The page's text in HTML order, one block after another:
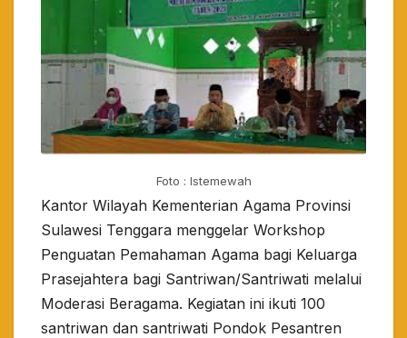
Foto : Istemewah
Kantor Wilayah Kementerian Agama Provinsi
Sulawesi Tenggara menggelar Workshop
Penguatan Pemahaman Agama bagi Keluarga
Prasejahtera bagi Santriwan/Santriwati melalui
Moderasi Beragama. Kegiatan ini ikuti 100
santriwan dan santriwati Pondok Pesantren